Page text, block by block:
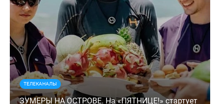
ТЕЛЕКАНАЛЫ
ЗУМЕРЫ НА ОСТРОВЕ. На «ПЯТНИЦЕ!» стартует